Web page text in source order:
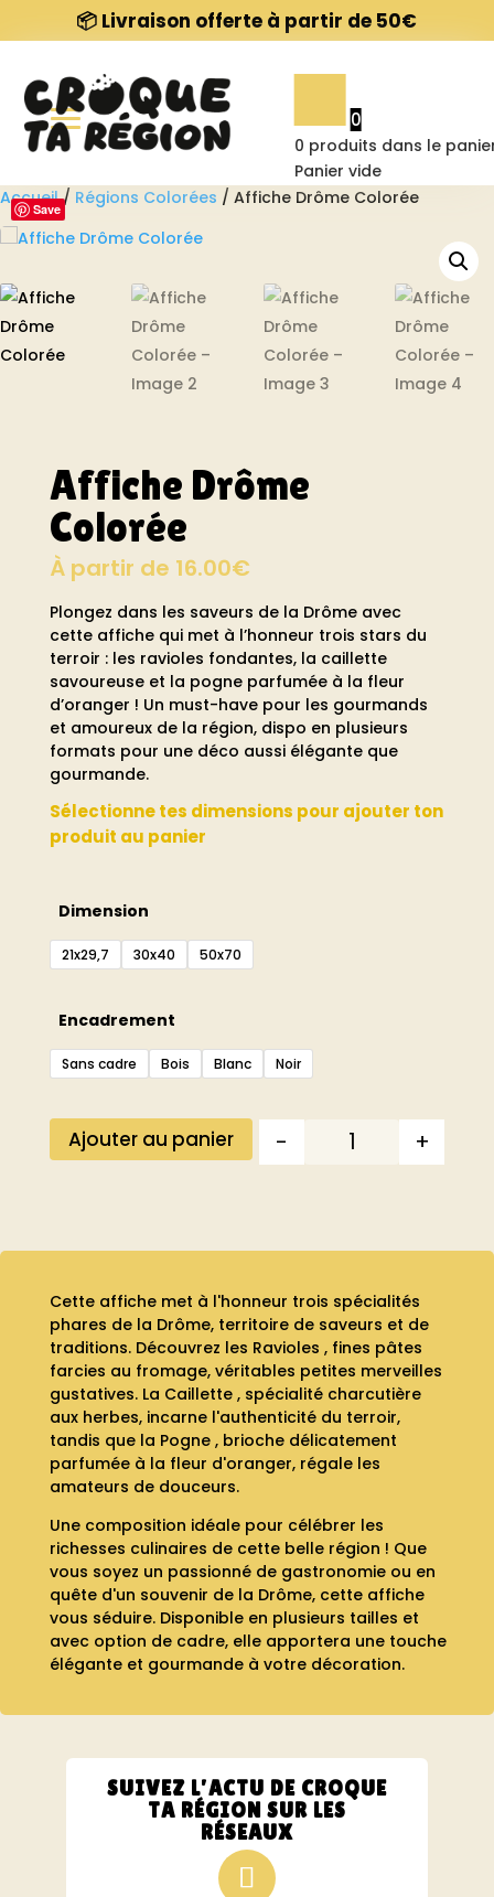
📦 Livraison offerte à partir de 50€
Nos affiches
Contact
À propos
FAQ
0
0 produits dans le
Panier vide
Save
Accueil/ Régions Colorées / Affiche Drôme Colorée
Affiche Drôme
Colorée
À partir de 16.00€
Plongez dans les saveurs de la Drôme avec
cette affiche qui met à l’honneur trois stars du
terroir : les ravioles fondantes, la caillette
savoureuse et la pogne parfumée à la fleur
d’oranger ! Un must-have pour les gourmands
et amoureux de la région, dispo en plusieurs
formats pour une déco aussi élégante que
gourmande.
Sélectionne tes dimensions pour ajouter ton
produit au panier
Dimension
21x29,7 30x40 50x70
Encadrement
Sans cadre Bois Blanc Noir
Quantité
- +
Ajouter au panier
Cette affiche met à l'honneur trois spécialités
phares de la Drôme, territoire de saveurs et de
traditions. Découvrez les Ravioles , fines pâtes
farcies au fromage, véritables petites merveilles
gustatives. La Caillette , spécialité charcutière
aux herbes, incarne l'authenticité du terroir,
tandis que la Pogne , brioche délicatement
parfumée à la fleur d'oranger, régale les
amateurs de douceurs.
Une composition idéale pour célébrer les
richesses culinaires de cette belle région ! Que
vous soyez un passionné de gastronomie ou en
quête d'un souvenir de la Drôme, cette affiche
vous séduire. Disponible en plusieurs tailles et
avec option de cadre, elle apportera une touche
élégante et gourmande à votre décoration.
SUIVEZ L’ACTU DE CROQUE
TA RÉGION SUR LES
RÉSEAUX